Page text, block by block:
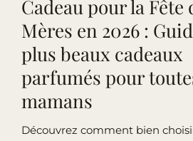
Cadeau pour la Fête
Mères en 2026 :
plus beaux cadeaux
parfumés pour
mamans
Découvrez comment bien